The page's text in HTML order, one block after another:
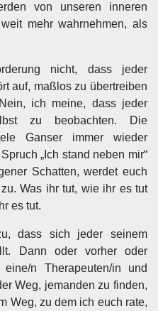
von unseren inneren
mehr wahrnehmen, als
nicht, dass jeder
auf, maßlos zu übertreiben
ich meine, dass jeder
zu beobachten. Die
Ganser immer wieder
„Ich stand neben mir“
Schatten, werdet euch
Was ihr tut, wie ihr es tut
es tut.
dass sich jeder seinem
Dann oder vorher oder
n Therapeuten/in und
Weg, jemanden zu finden,
Weg, zu dem ich euch rate,